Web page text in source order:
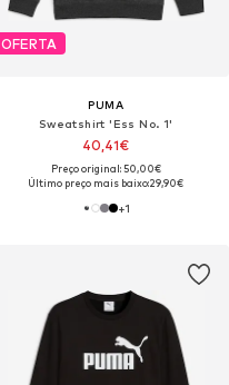
OFERTA
PUMA
Sweatshirt 'Ess No. 1'
40,41€
Preço original: 50,00€
Último preço mais baixo:29,90€
+1